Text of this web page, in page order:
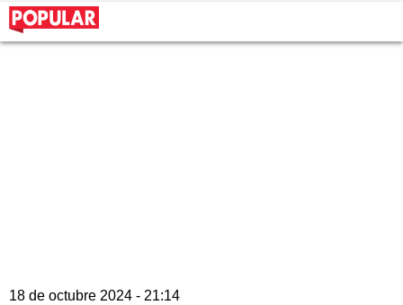
18 de octubre 2024 - 21:14